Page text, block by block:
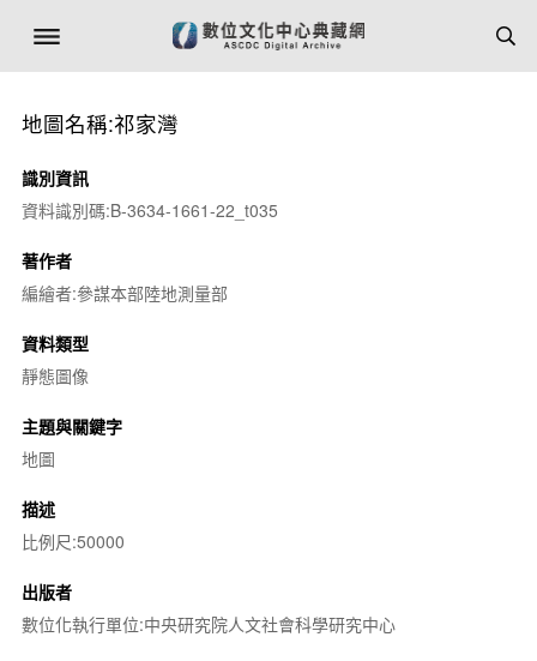
地圖名稱:祁家灣
識別資訊
資料識別碼:B-3634-1661-22_t035
著作者
編繪者:參謀本部陸地測量部
資料類型
靜態圖像
主題與關鍵字
地圖
描述
比例尺:50000
出版者
數位化執行單位:中央研究院人文社會科學研究中心